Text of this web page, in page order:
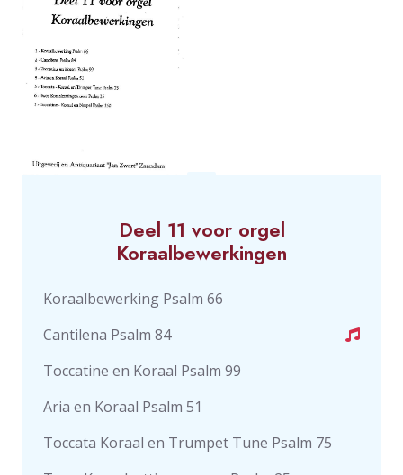
Deel 11 voor orgel
Koraalbewerkingen
Koraalbewerking Psalm 66
Cantilena Psalm 84
Toccatine en Koraal Psalm 99
Aria en Koraal Psalm 51
Toccata Koraal en Trumpet Tune Psalm 75